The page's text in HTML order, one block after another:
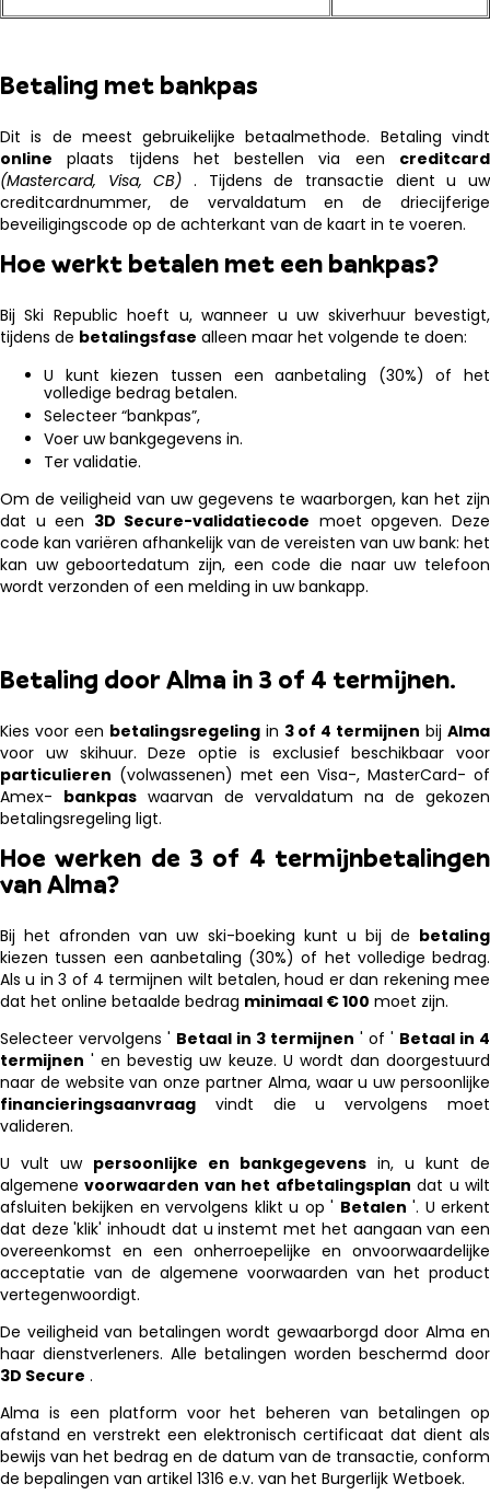
Betaling met bankpas
Dit is de meest gebruikelijke betaalmethode. Betaling vindt
online plaats tijdens het bestellen via een creditcard
(Mastercard, Visa, CB) . Tijdens de transactie dient u uw
creditcardnummer, de vervaldatum en de driecijferige
beveiligingscode op de achterkant van de kaart in te voeren.
Hoe werkt betalen met een bankpas?
Bij Ski Republic hoeft u, wanneer u uw skiverhuur bevestigt,
tijdens de betalingsfase alleen maar het volgende te doen:
U kunt kiezen tussen een aanbetaling (30%) of het
volledige bedrag betalen.
Selecteer “bankpas”,
Voer uw bankgegevens in.
Ter validatie.
Om de veiligheid van uw gegevens te waarborgen, kan het zijn
dat u een 3D Secure-validatiecode moet opgeven. Deze
code kan variëren afhankelijk van de vereisten van uw bank: het
kan uw geboortedatum zijn, een code die naar uw telefoon
wordt verzonden of een melding in uw bankapp.
Betaling door Alma in 3 of 4 termijnen.
Kies voor een betalingsregelingin 3 of 4 termijnen bijAlma
voor uw skihuur. Deze optie is exclusief beschikbaar voor
particulieren (volwassenen) met een Visa-, MasterCard- of
Amex- bankpas waarvan de vervaldatum na de gekozen
betalingsregeling ligt.
Hoe werken de 3 of 4 termijnbetalingen
van Alma?
Bij het afronden van uw ski-boeking kunt u bij de betaling
kiezen tussen een aanbetaling (30%) of het volledige bedrag.
Als u in 3 of 4 termijnen wilt betalen, houd er dan rekening mee
dat het online betaalde bedrag minimaal € 100 moet zijn.
Selecteer vervolgens ' Betaal in 3 termijnen ' of ' Betaal in 4
termijnen ' en bevestig uw keuze. U wordt dan doorgestuurd
naar de website van onze partner Alma, waar u uw persoonlijke
financieringsaanvraag vindt die u vervolgens moet
valideren.
U vult uw persoonlijke en bankgegevens in, u kunt de
algemenevoorwaarden van het afbetalingsplan dat u wilt
afsluiten bekijken en vervolgens klikt u op ' Betalen '. U erkent
dat deze 'klik' inhoudt dat u instemt met het aangaan van een
overeenkomst en een onherroepelijke en onvoorwaardelijke
acceptatie van de algemene voorwaarden van het product
vertegenwoordigt.
De veiligheid van betalingen wordt gewaarborgd door Alma en
haar dienstverleners. Alle betalingen worden beschermd door
3D Secure .
Alma is een platform voor het beheren van betalingen op
afstand en verstrekt een elektronisch certificaat dat dient als
bewijs van het bedrag en de datum van de transactie, conform
de bepalingen van artikel 1316 e.v. van het Burgerlijk Wetboek.